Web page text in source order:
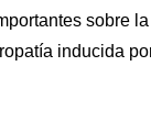
sobre la
inducida